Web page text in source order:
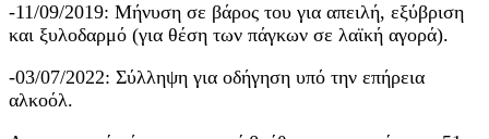
-11/09/2019: Μήνυση σε βάρος του για απειλή, εξύβριση
και ξυλοδαρμό (για θέση των πάγκων σε λαϊκή αγορά).
-03/07/2022: Σύλληψη για οδήγηση υπό την επήρεια
αλκοόλ.